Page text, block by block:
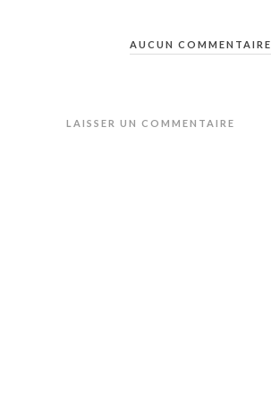
AUCUN COMMENTAIRE
LAISSER UN COMMENTAIRE